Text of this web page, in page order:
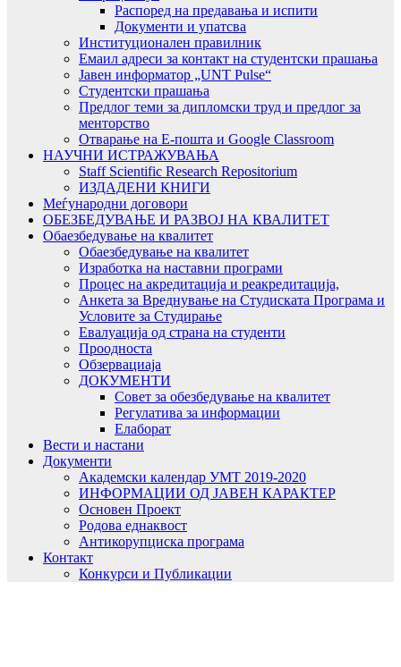
Распоред на предавањa и испити
Документи и упатсва
Институционален правилник
Емаил адреси за контакт на студентски прашања
Јавен информатор „UNT Pulse“
Студентски прашања
Предлог теми за дипломски труд и предлог за
менторство
Отварање на Е-пошта и Google Classroom
НАУЧНИ ИСТРАЖУВАЊА
Staff Scientific Research Repositorium
ИЗДАДЕНИ КНИГИ
Меѓународни договори
ОБЕЗБЕДУВАЊЕ И РАЗВОЈ НА КВАЛИТЕТ
Обаезбедување на квалитет
Обаезбедување на квалитет
Изработка на наставни програми
Процес на акредитација и реакредитација,
Анкета за Вреднување на Студиската Програма и
Условите за Студирање
Евалуација од страна на студенти
Проодноста
Обзервациаја
ДОКУМЕНТИ
Совет за обезбедување на квалитет
Регулатива за информации
Елаборат
Вести и настани
Документи
Академски календар УМТ 2019-2020
ИНФОРМАЦИИ ОД ЈАВЕН КАРАКТЕР
Основен Проект
Родова еднаквост
Антикорупциска програма
Контакт
Конкурси и Публикации